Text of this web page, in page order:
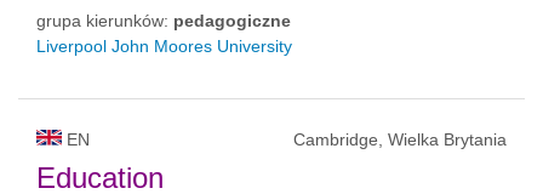
grupa kierunków: pedagogiczne
Liverpool John Moores University
EN Cambridge, Wielka Brytania
Education